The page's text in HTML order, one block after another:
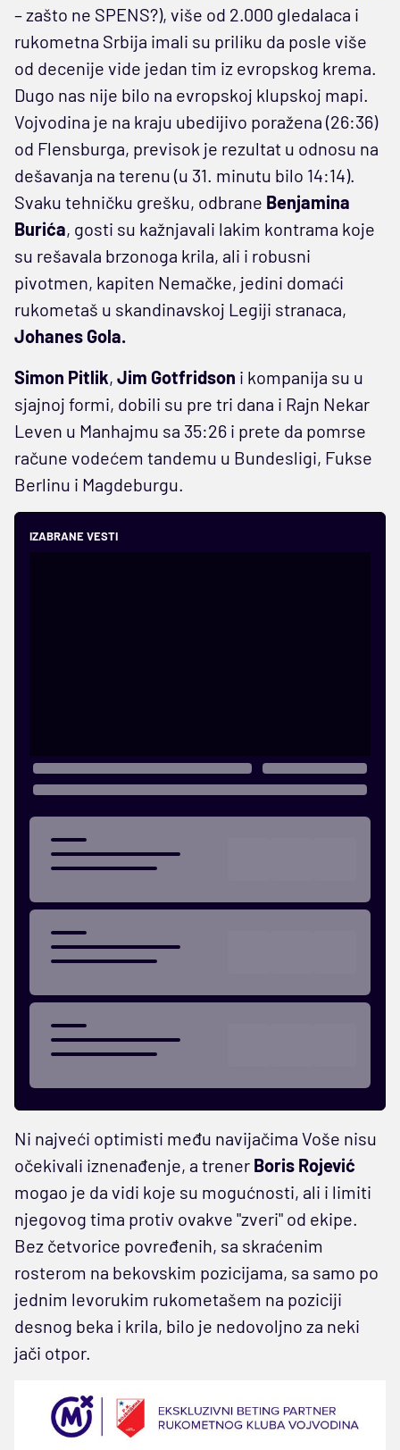
– zašto ne SPENS?), više od 2.000 gledalaca i
rukometna Srbija imali su priliku da posle više
od decenije vide jedan tim iz evropskog krema.
Dugo nas nije bilo na evropskoj klupskoj mapi.
Vojvodina je na kraju ubedijivo poražena (26:36)
od Flensburga, previsok je rezultat u odnosu na
dešavanja na terenu (u 31. minutu bilo 14:14).
Svaku tehničku grešku, odbrane Benjamina
Burića, gosti su kažnjavali lakim kontrama koje
su rešavala brzonoga krila, ali i robusni
pivotmen, kapiten Nemačke, jedini domaći
rukometaš u skandinavskoj Legiji stranaca,
Johanes Gola.
Simon Pitlik, Jim Gotfridson i kompanija su u
sjajnoj formi, dobili su pre tri dana i Rajn Nekar
Leven u Manhajmu sa 35:26 i prete da pomrse
račune vodećem tandemu u Bundesligi, Fukse
Berlinu i Magdeburgu.
IZABRANE VESTI
Ni najveći optimisti među navijačima Voše nisu
očekivali iznenađenje, a trener Boris Rojević
mogao je da vidi koje su mogućnosti, ali i limiti
njegovog tima protiv ovakve "zveri" od ekipe.
Bez četvorice povređenih, sa skraćenim
rosterom na bekovskim pozicijama, sa samo po
jednim levorukim rukometašem na poziciji
desnog beka i krila, bilo je nedovoljno za neki
jači otpor.